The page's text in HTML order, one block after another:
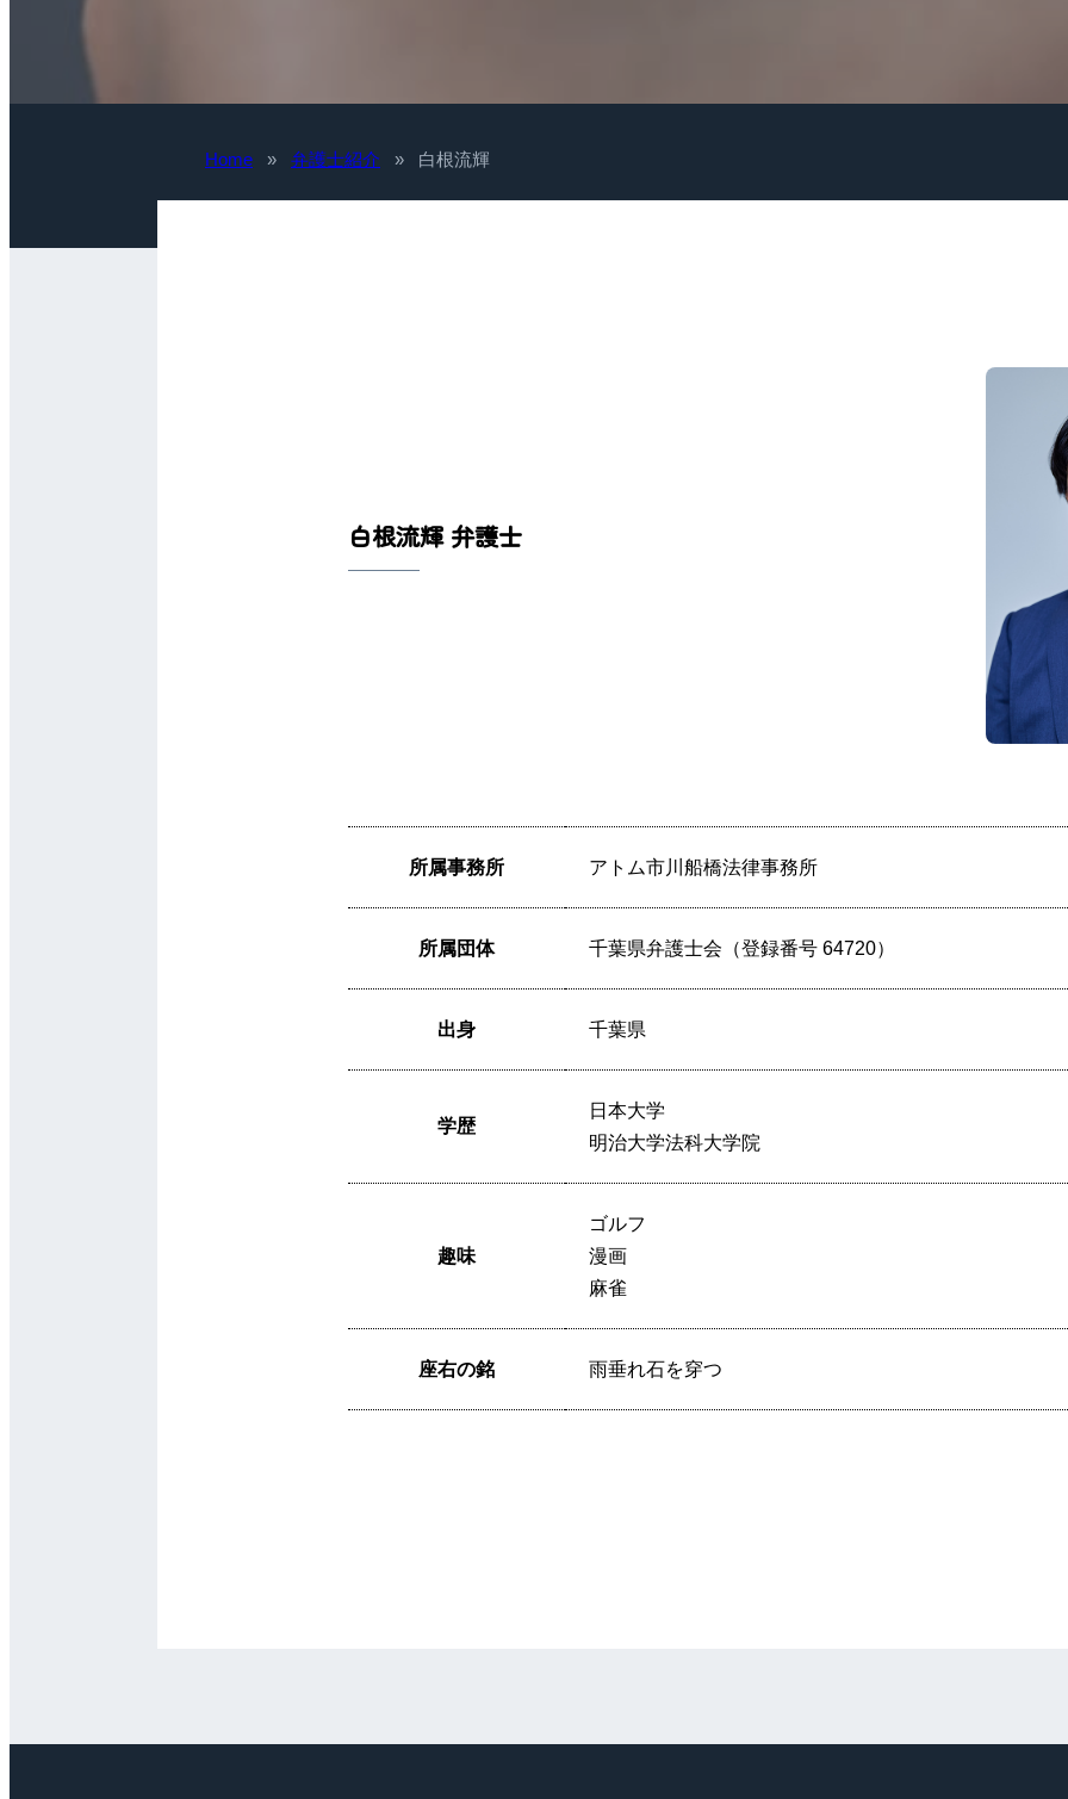
Home » 弁護士紹介 » 白根流輝
白根流輝 弁護士
所属事務所 アトム市川船橋法律事務所
所属団体 千葉県弁護士会（登録番号 64720）
出身 千葉県
学歴
日本大学
明治大学法科大学院
趣味
ゴルフ
漫画
麻雀
座右の銘 雨垂れ石を穿つ